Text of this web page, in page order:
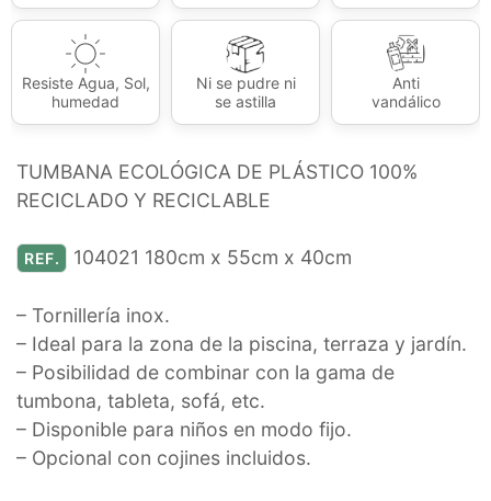
Resiste Agua, Sol,
humedad
Ni se pudre ni
se astilla
Anti
vandálico
TUMBANA ECOLÓGICA DE PLÁSTICO 100%
RECICLADO Y RECICLABLE
REF. 104021 180cm x 55cm x 40cm
– Tornillería inox.
– Ideal para la zona de la piscina, terraza y jardín.
– Posibilidad de combinar con la gama de
tumbona, tableta, sofá, etc.
– Disponible para niños en modo fijo.
– Opcional con cojines incluidos.